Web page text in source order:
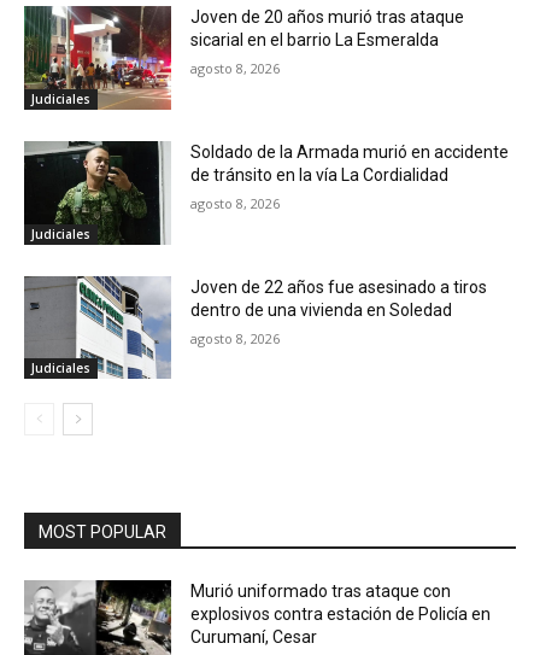
Judiciales
Joven de 20 años murió tras ataque
sicarial en el barrio La Esmeralda
agosto 8, 2026
Judiciales
Soldado de la Armada murió en accidente
de tránsito en la vía La Cordialidad
agosto 8, 2026
Judiciales
Joven de 22 años fue asesinado a tiros
dentro de una vivienda en Soledad
agosto 8, 2026
MOST POPULAR
Murió uniformado tras ataque con
explosivos contra estación de Policía en
Curumaní, Cesar